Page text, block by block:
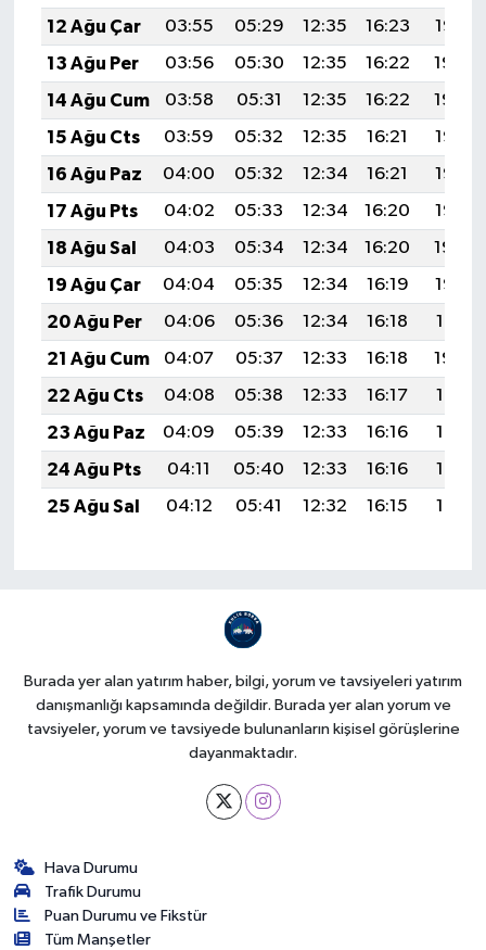
12 Ağu Çar
03:55 05:29 12:35 16:23
19:32
13 Ağu Per
03:56 05:30 12:35 16:22
19:30
14 Ağu Cum
03:58 05:31 12:35 16:22
19:29
15 Ağu Cts
03:59 05:32 12:35 16:21
19:28
16 Ağu Paz
04:00 05:32 12:34 16:21
19:27
17 Ağu Pts
04:02 05:33 12:34 16:20
19:25
18 Ağu Sal
04:03 05:34 12:34 16:20
19:24
19 Ağu Çar
04:04 05:35 12:34 16:19
19:23
20 Ağu Per
04:06 05:36 12:34 16:18
19:21
21 Ağu Cum
04:07 05:37 12:33 16:18
19:20
22 Ağu Cts
04:08 05:38 12:33 16:17
19:18
23 Ağu Paz
04:09 05:39 12:33 16:16
19:17
24 Ağu Pts
04:11 05:40 12:33 16:16
19:16
25 Ağu Sal
04:12 05:41 12:32 16:15 19:14
Burada yer alan yatırım haber, bilgi, yorum ve tavsiyeleri yatırım
danışmanlığı kapsamında değildir. Burada yer alan yorum ve
tavsiyeler, yorum ve tavsiyede bulunanların kişisel görüşlerine
dayanmaktadır.
Hava Durumu
Trafik Durumu
Puan Durumu ve Fikstür
Tüm Manşetler